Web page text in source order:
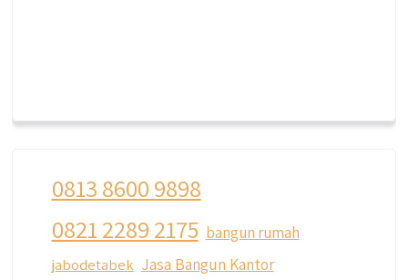
0813 8600 9898
0821 2289 2175 bangun rumah
jabodetabek Jasa Bangun Kantor